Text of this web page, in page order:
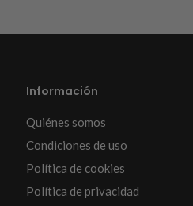
Información
Quiénes somos
Condiciones de uso
Política de cookies
Política de privacidad